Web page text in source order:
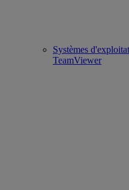
Systèmes
TeamViewer